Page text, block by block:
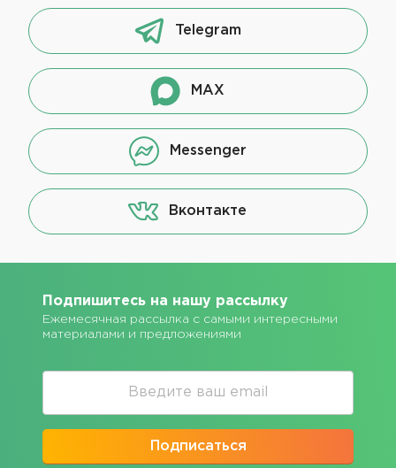
Telegram
MAX
Messenger
Вконтакте
Подпишитесь на нашу рассылку
Ежемесячная рассылка с самыми интересными
материалами и предложениями
Подписаться